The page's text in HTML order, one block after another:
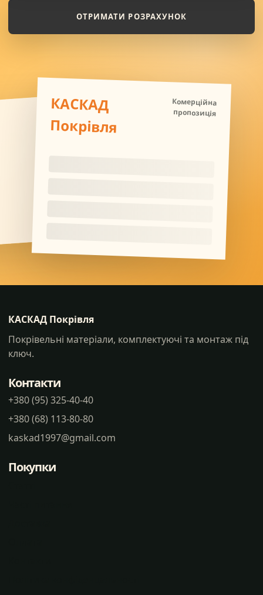
ОТРИМАТИ РОЗРАХУНОК
КАСКАД
Покрівля
Комерційна
пропозиція
КАСКАД Покрівля
Покрівельні матеріали, комплектуючі та монтаж під
ключ.
Контакти
+380 (95) 325-40-40
+380 (68) 113-80-80
kaskad1997@gmail.com
Покупки